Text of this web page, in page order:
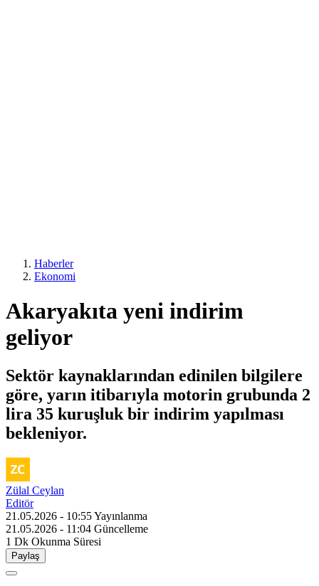
Haberler
Ekonomi
Akaryakıta yeni indirim
geliyor
Sektör kaynaklarından edinilen bilgilere
göre, yarın itibarıyla motorin grubunda 2
lira 35 kuruşluk bir indirim yapılması
bekleniyor.
Zülal Ceylan
Editör
21.05.2026 - 10:55Yayınlanma
21.05.2026 - 11:04 Güncelleme
1 Dk Okunma Süresi
Paylaş